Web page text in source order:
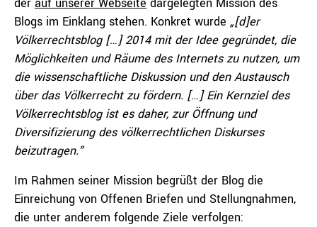
Blogs im Einklang stehen. Konkret wurde „[d]er
Völkerrechtsblog […] 2014 mit der Idee gegründet, die
Möglichkeiten und Räume des Internets zu nutzen, um
die wissenschaftliche Diskussion und den Austausch
über das Völkerrecht zu fördern. […] Ein Kernziel des
Völkerrechtsblog ist es daher, zur Öffnung und
Diversifizierung des völkerrechtlichen Diskurses
beizutragen.”
Im Rahmen seiner Mission begrüßt der Blog die
Einreichung von Offenen Briefen und Stellungnahmen,
die unter anderem folgende Ziele verfolgen: